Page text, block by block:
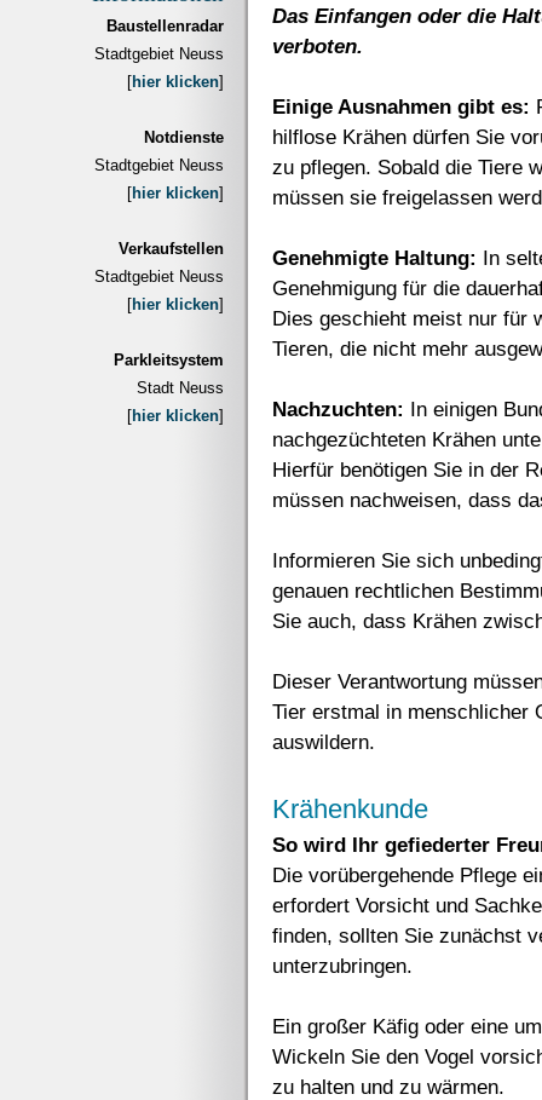
Baustellenradar
Stadtgebiet Neuss
[hier klicken]
Notdienste
Stadtgebiet Neuss
[hier klicken]
Verkaufstellen
Stadtgebiet Neuss
[hier klicken]
Parkleitsystem
Stadt Neuss
[hier klicken]
Das Einfangen oder die
verboten.
Einige Ausnahmen gibt es:
hilflose Krähen dürfen Sie
zu pflegen. Sobald die Tiere
müssen sie freigelassen
Genehmigte Haltung: In
Genehmigung für die
Dies geschieht meist nur für
Tieren, die nicht mehr
Nachzuchten: In einigen
nachgezüchteten Krähen
Hierfür benötigen Sie in der
müssen nachweisen, dass
Informieren Sie sich
genauen rechtlichen
Sie auch, dass Krähen
Dieser Verantwortung
Tier erstmal in menschlicher
auswildern.
Krähenkunde
So wird Ihr gefiederter
Die vorübergehende Pflege
erfordert Vorsicht und
finden, sollten Sie zunächst
unterzubringen.
Ein großer Käfig oder eine
Wickeln Sie den Vogel
zu halten und zu wärmen.